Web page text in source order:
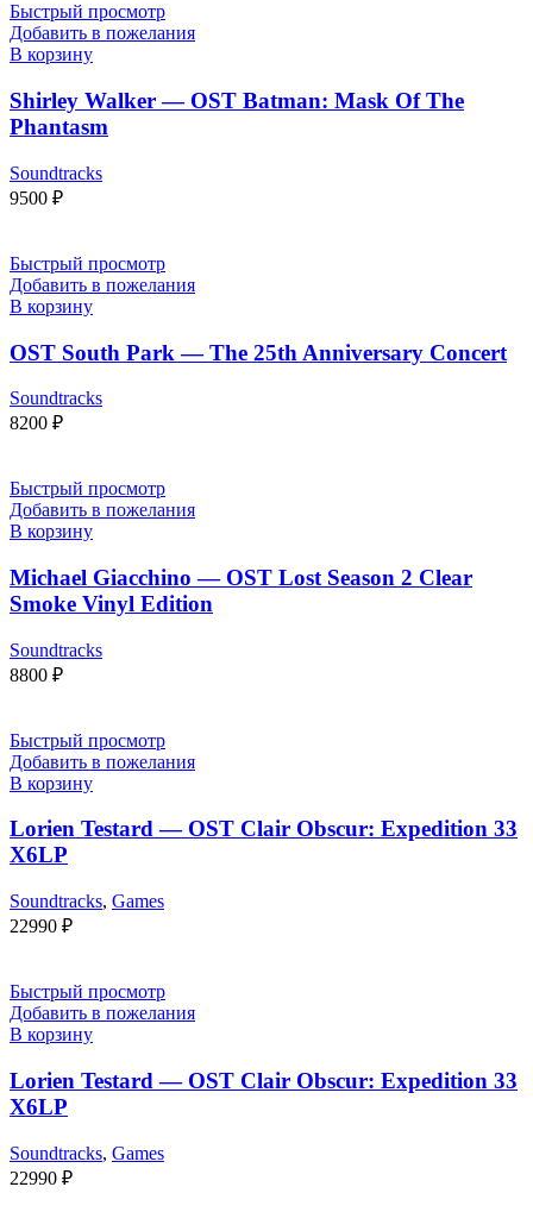
Быстрый просмотр
Добавить в пожелания
В корзину
Shirley Walker — OST Batman: Mask Of The
Phantasm
Soundtracks
9500 ₽
Быстрый просмотр
Добавить в пожелания
В корзину
OST South Park — The 25th Anniversary Concert
Soundtracks
8200 ₽
Быстрый просмотр
Добавить в пожелания
В корзину
Michael Giacchino — OST Lost Season 2 Clear
Smoke Vinyl Edition
Soundtracks
8800 ₽
Быстрый просмотр
Добавить в пожелания
В корзину
Lorien Testard — OST Clair Obscur: Expedition 33
X6LP
Soundtracks, Games
22990 ₽
Быстрый просмотр
Добавить в пожелания
В корзину
Lorien Testard — OST Clair Obscur: Expedition 33
X6LP
Soundtracks, Games
22990 ₽